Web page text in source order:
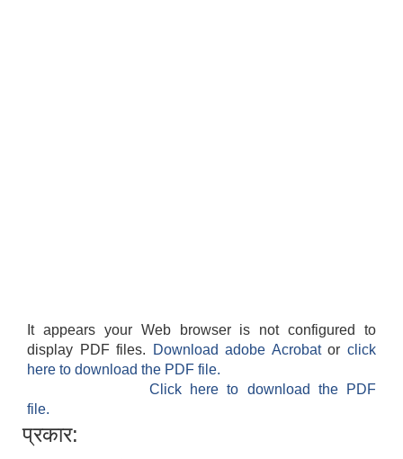
It appears your Web browser is not configured to
display PDF files.
Download adobe Acrobatorclick
here to download the PDF file.
Click here to download the PDF
file.
प्रकार: